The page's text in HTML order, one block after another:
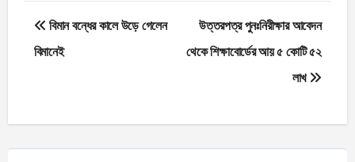
Post
navigation
বিমান বন্ধের কালে উড়ে গেলেন
বিমানেই
উত্তরপত্র পুনঃনিরীক্ষার আবেদন
থেকে শিক্ষাবোর্ডের আয় ৫ কোটি ৫২
লাখ